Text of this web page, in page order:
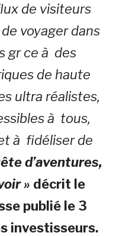
de visiteurs
voyager dans
gr ce à des
de haute
ultra réalistes,
à tous,
à fidéliser de
d’aventures,
» décrit le
publié le 3
investisseurs.